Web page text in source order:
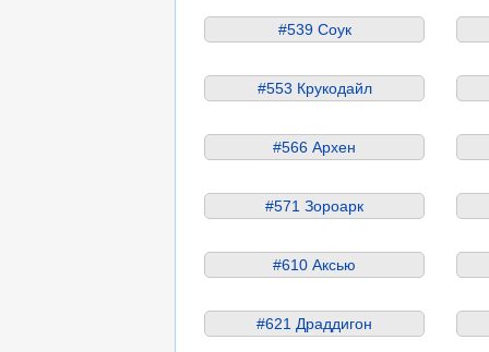
#539 Соук
#553 Крукодайл
#566 Архен
#571 Зороарк
#610 Аксью
#621 Драддигон